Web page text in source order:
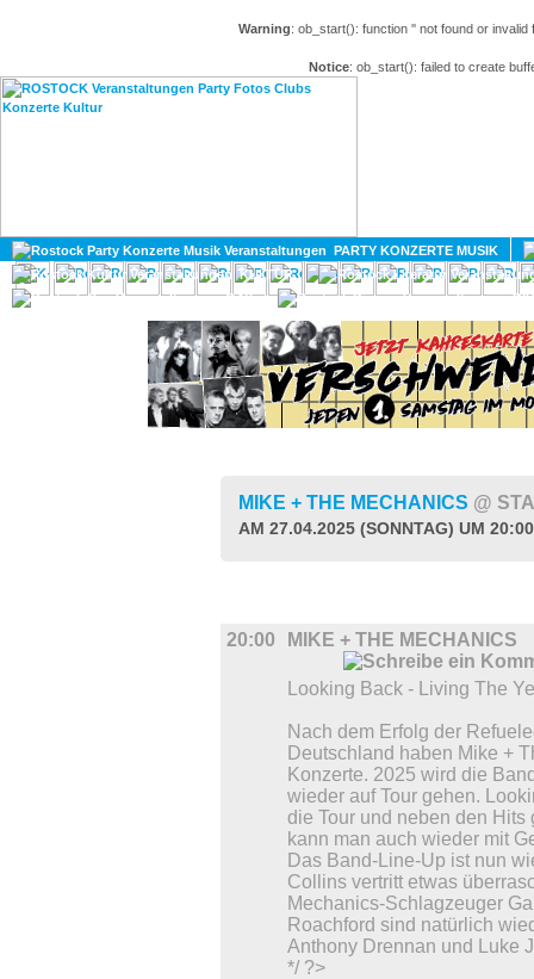
Warning: ob_start(): function '' not found or
Notice: ob_start(): failed to create
PARTY KONZERTE MUSIK
KULTUR
GAY
MIKE + THE MECHANICS @
AM 27.04.2025 (SONNTAG) UM
20:00 MIKE + THE MECHANICS
Looking Back - Living The
Nach dem Erfolg der
Deutschland haben Mike +
Konzerte. 2025 wird die
wieder auf Tour gehen.
die Tour und neben den Hits
kann man auch wieder mit
Das Band-Line-Up ist nun
Collins vertritt etwas
Mechanics-Schlagzeuger
Roachford sind natürlich
Anthony Drennan und Luke
*/ ?>